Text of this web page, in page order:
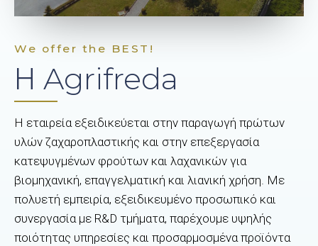
We offer the BEST!
Η Agrifreda
Η εταιρεία εξειδικεύεται στην παραγωγή πρώτων
υλών ζαχαροπλαστικής και στην επεξεργασία
κατεψυγμένων φρούτων και λαχανικών για
βιομηχανική, επαγγελματική και λιανική χρήση. Με
πολυετή εμπειρία, εξειδικευμένο προσωπικό και
συνεργασία με R&D τμήματα, παρέχουμε υψηλής
ποιότητας υπηρεσίες και προσαρμοσμένα προϊόντα